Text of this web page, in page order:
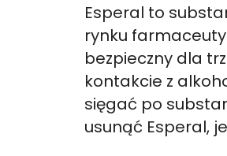
Esperal to
rynku
bezpieczny dla
kontakcie z
sięgać po
usunąć Esperal,